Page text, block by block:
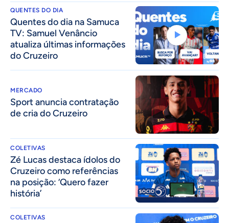
QUENTES DO DIA
Quentes do dia na Samuca
TV: Samuel Venâncio
atualiza últimas informações
do Cruzeiro
MERCADO
Sport anuncia contratação
de cria do Cruzeiro
COLETIVAS
Zé Lucas destaca ídolos do
Cruzeiro como referências
na posição: ‘Quero fazer
história’
COLETIVAS